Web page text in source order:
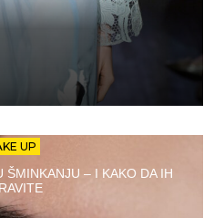
UP
ŠMINKANJU – I KAKO DA IH